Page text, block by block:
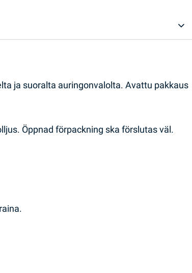
ja suoralta auringonvalolta. Avattu pakkaus
Öppnad förpackning ska förslutas väl.